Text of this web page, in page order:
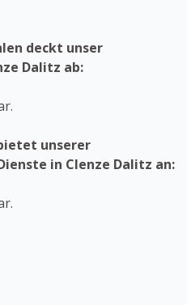
deckt unser
Dalitz ab:
unserer
in Clenze Dalitz an: